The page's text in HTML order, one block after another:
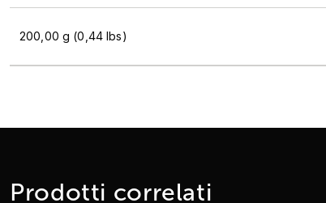
200,00 g (0,44 lbs)
Prodotti correlati